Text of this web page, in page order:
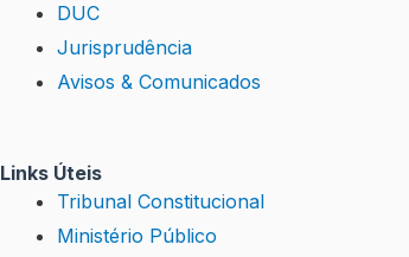
DUC
Jurisprudência
Avisos & Comunicados
Links Úteis
Tribunal Constitucional
Ministério Público